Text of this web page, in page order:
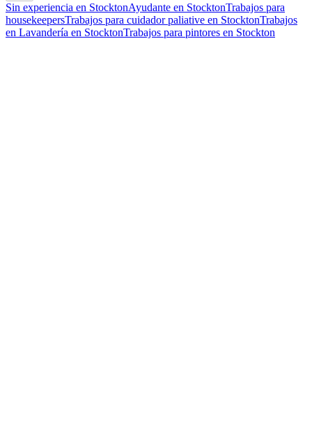
Sin experiencia en StocktonAyudante en StocktonTrabajos para
housekeepersTrabajos para cuidador paliative en StocktonTrabajos
en Lavandería en StocktonTrabajos para pintores en Stockton